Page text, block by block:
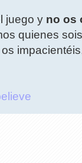
juego y no os
quienes